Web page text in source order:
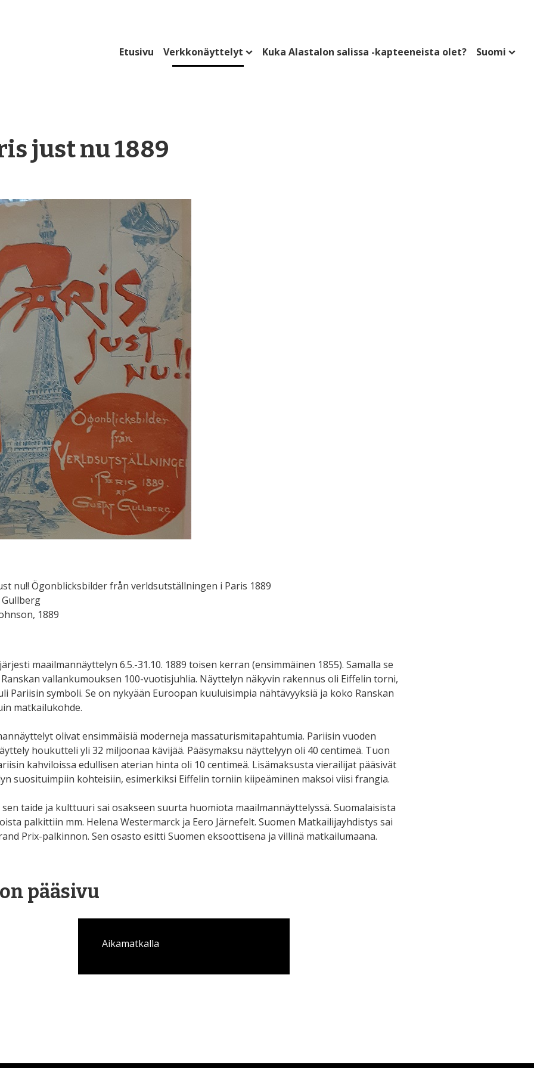
Etusivu Verkkonäyttelyt Kuka Alastalon salissa -kapteeneista olet? Suomi
just nu 1889
nu!! Ögonblicksbilder från verldsutställningen i Paris 1889
1889
maailmannäyttelyn 6.5.-31.10. 1889 toisen kerran (ensimmäinen 1855). Samalla se
vallankumouksen 100-vuotisjuhlia. Näyttelyn näkyvin rakennus oli Eiffelin torni,
Pariisin symboli. Se on nykyään Euroopan kuuluisimpia nähtävyyksiä ja koko Ranskan
matkailukohde.
olivat ensimmäisiä moderneja massaturismitapahtumia. Pariisin vuoden
houkutteli yli 32 miljoonaa kävijää. Pääsymaksu näyttelyyn oli 40 centimeä. Tuon
kahviloissa edullisen aterian hinta oli 10 centimeä. Lisämaksusta vierailijat pääsivät
suosituimpiin kohteisiin, esimerkiksi Eiffelin torniin kiipeäminen maksoi viisi frangia.
sen taide ja kulttuuri sai osakseen suurta huomiota maailmannäyttelyssä. Suomalaisista
palkittiin mm. Helena Westermarck ja Eero Järnefelt. Suomen Matkailijayhdistys sai
Prix-palkinnon. Sen osasto esitti Suomen eksoottisena ja villinä matkailumaana.
pääsivu
Aikamatkalla